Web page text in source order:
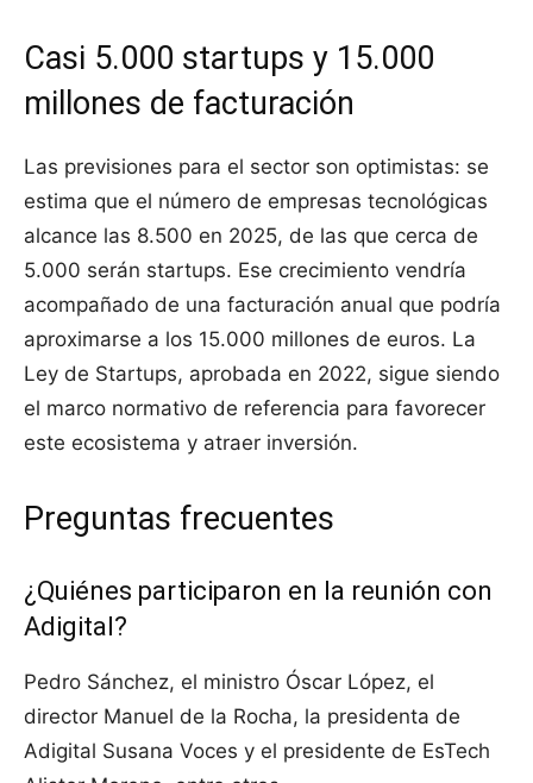
Casi 5.000 startups y 15.000
millones de facturación
Las previsiones para el sector son optimistas: se
estima que el número de empresas tecnológicas
alcance las 8.500 en 2025, de las que cerca de
5.000 serán startups. Ese crecimiento vendría
acompañado de una facturación anual que podría
aproximarse a los 15.000 millones de euros. La
Ley de Startups, aprobada en 2022, sigue siendo
el marco normativo de referencia para favorecer
este ecosistema y atraer inversión.
Preguntas frecuentes
¿Quiénes participaron en la reunión con
Adigital?
Pedro Sánchez, el ministro Óscar López, el
director Manuel de la Rocha, la presidenta de
Adigital Susana Voces y el presidente de EsTech